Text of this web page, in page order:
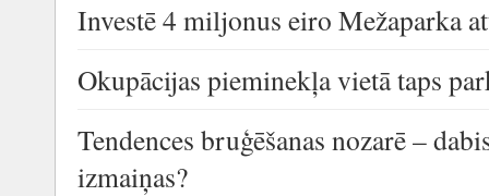
Investē 4 miljonus eiro Mežaparka
Okupācijas pieminekļa vietā taps
Tendences bruģēšanas nozarē –
izmaiņas?